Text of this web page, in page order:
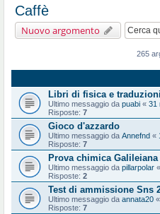
Caffè
Nuovo argomento
265
Libri di fisica e traduzioni
Ultimo messaggio da puabi « 31
Risposte: 7
Gioco d'azzardo
Ultimo messaggio da Annefnd «
Risposte: 7
Prova chimica Galileiana
Ultimo messaggio da pillarpolar «
Risposte: 2
Test di ammissione Sns
Ultimo messaggio da annata20 «
Risposte: 7